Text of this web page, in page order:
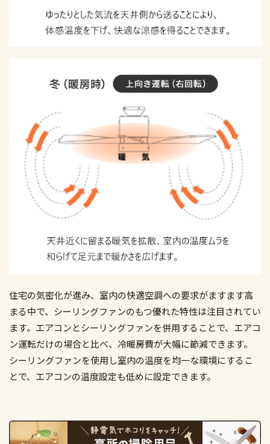
住宅の気密化が進み、室内の快適空調への要求がますます高
まる中で、シーリングファンのもつ優れた特性は注目されてい
ます。エアコンとシーリングファンを併用することで、エアコ
ン運転だけの場合と比べ、冷暖房費が大幅に節減できます。
シーリングファンを使用し室内の温度を均一な環境にするこ
とで、エアコンの温度設定も低めに設定できます。